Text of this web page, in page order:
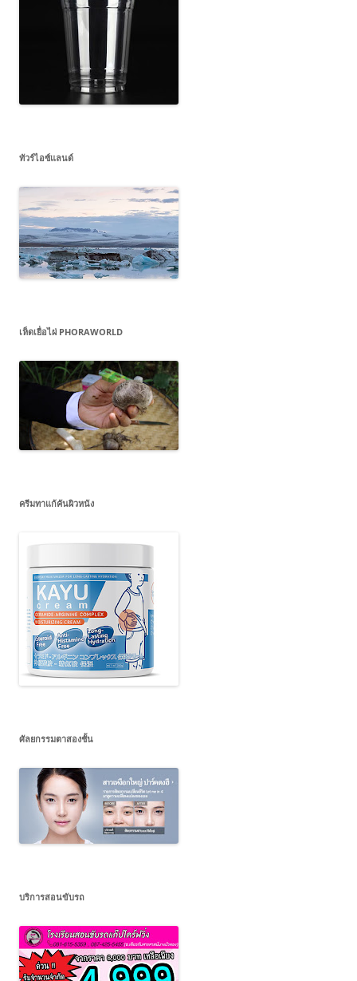
ทัวร์ไอซ์แลนด์
เห็ดเยื่อไผ่ PHORAWORLD
ครีมทาแก้คันผิวหนัง
ศัลยกรรมตาสองชั้น
บริการสอนขับรถ